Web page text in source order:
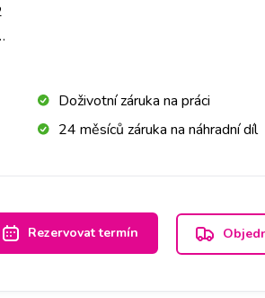
Doživotní záruka na práci
24 měsíců záruka na náhradní díl
Rezervovat termín